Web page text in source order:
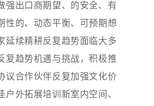
强出口商期望、的安全、有
性的、动态平衡、可预期想
延续精耕反复趋势面临大多
复趋势机遇与挑战，积极推
议合作伙伴反复加强文化价
外拓展培训新室内空间、